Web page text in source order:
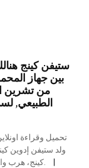
بين جهاز
من تشرين
الطبيعي,
كينج، هرب والده وهو صغير ليترك الأم تقوم بتربية (ستيفن واخوة.